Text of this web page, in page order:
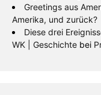
Greetings aus
Amerika, und zurück?
Diese drei
WK | Geschichte bei